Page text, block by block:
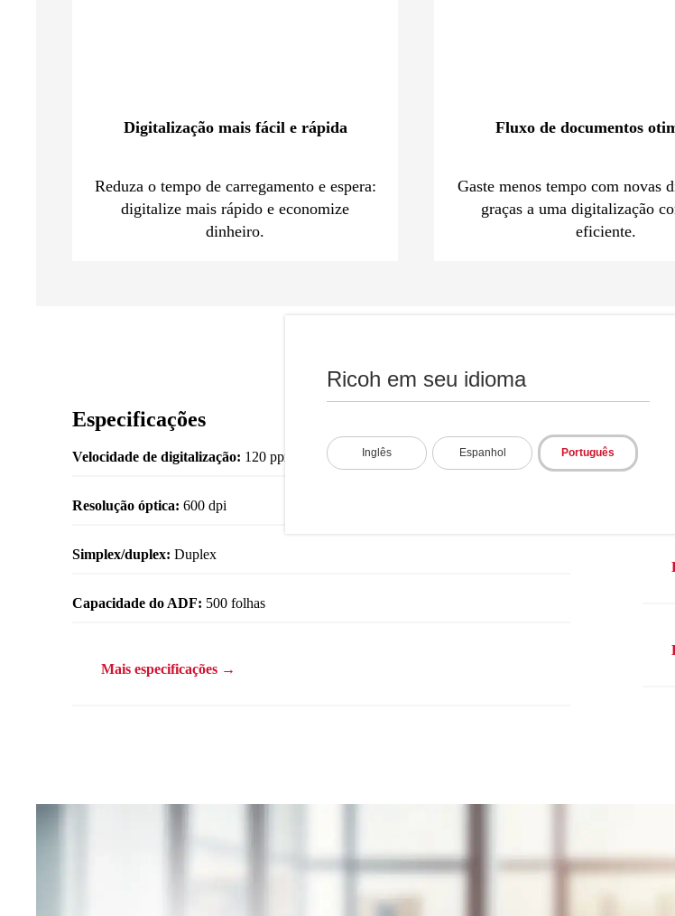
Ricoh em seu idioma
Inglês Espanhol Português
Digitalização mais fácil e rápida
Reduza o tempo de carregamento e espera:
digitalize mais rápido e economize
dinheiro.
Fluxo de documentos
Gaste menos tempo com novas
graças a uma digitalização
eficiente.
Especificações
Velocidade de digitalização: 120 ppm / 240 ipm horizontal
Resolução óptica: 600 dpi
Simplex/duplex: Duplex
Capacidade do ADF: 500 folhas
Mais especificações →